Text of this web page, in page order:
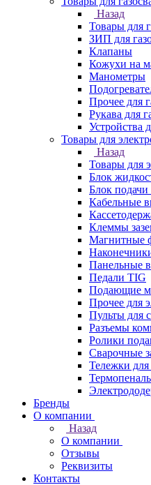
Назад
Товары для
ЗИП для
Клапаны
Кожухи на
Манометры
Прочее для
Рукава для
Устройства
Товары для
Назад
Товары для
Блок
Блок
Кабельные
Клеммы
Магнитные
Панельные
Педали TIG
Подающие
Прочее для
Пульты для
Разъемы
Ролики
Сварочные
Тележки для
Бренды
О компании
Назад
О компании
Отзывы
Реквизиты
Контакты